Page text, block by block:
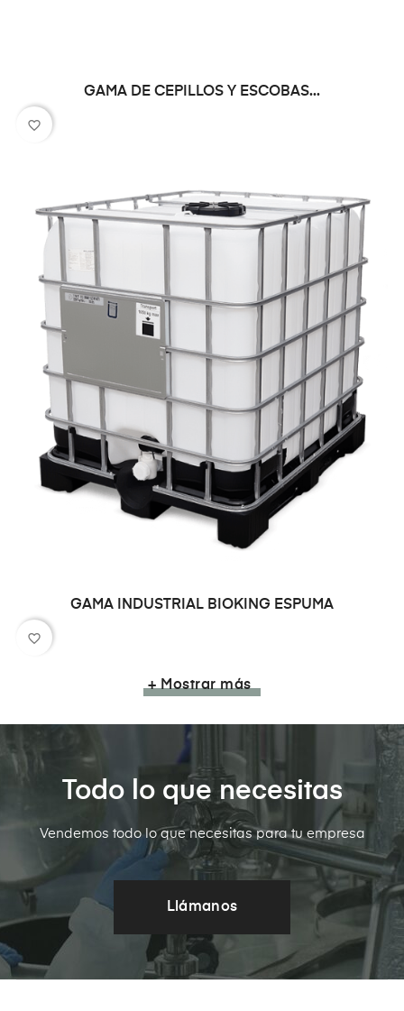
GAMA DE CEPILLOS Y ESCOBAS...
favorite_border
GAMA INDUSTRIAL BIOKING ESPUMA
favorite_border
+ Mostrar más
Todo lo que necesitas
Vendemos todo lo que necesitas para tu empresa
Llámanos